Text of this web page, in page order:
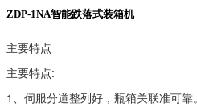
ZDP-1NA智能跌落式装箱机
主要特点
主要特点:
1、伺服分道整列好，瓶箱关联准可靠。